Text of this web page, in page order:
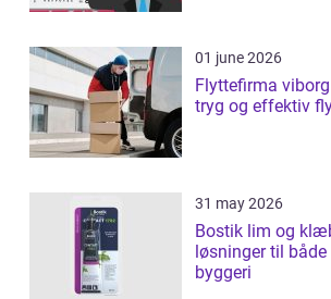
01 june 2026
Flyttefirma viborg sådan får du en
tryg og effektiv
31 may 2026
Bostik lim og klæbere
løsninger til
byggeri